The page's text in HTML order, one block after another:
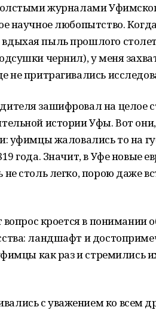
журналами
научное любопытство.
пыль прошлого
чернил), у меня
не притрагивались
зашифровал на целое
истории Уфы. Вот
уфимцы жаловались то на
года. Значит, в Уфе новые
не столь легко, порою даже
кроется в понимании
ландшафт и
как раз и стремились
с уважением ко всем